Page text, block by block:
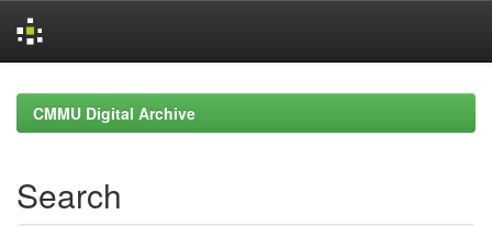
navigationCMMU Digital Archive
Search